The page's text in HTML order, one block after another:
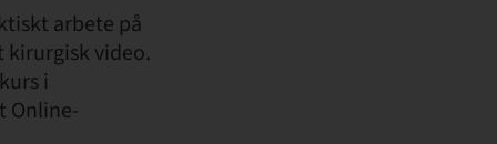
arbete på
kirurgisk video.
i
Online-